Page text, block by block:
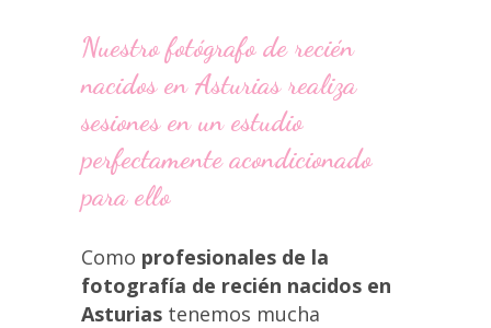
Nuestro fotógrafo de recién
nacidos en Asturias realiza
sesiones en un estudio
perfectamente acondicionado
para ello
Como profesionales de la
fotografía de recién nacidos en
Asturias tenemos mucha